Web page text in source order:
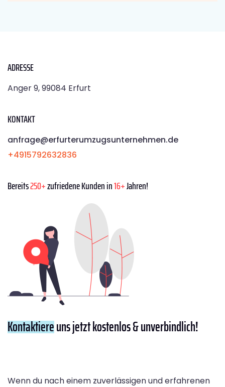
ADRESSE
Anger 9, 99084 Erfurt
KONTAKT
anfrage@erfurterumzugsunternehmen.de
+4915792632836
Bereits250+zufriedene Kunden in16+Jahren!
Kontaktiereuns jetzt kostenlos & unverbindlich!
Wenn du nach einem zuverlässigen und erfahrenen